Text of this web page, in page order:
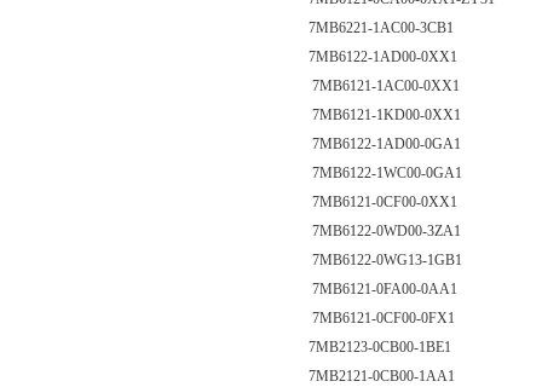
7MB6221-1AC00-3CB1
7MB6122-1AD00-0XX1
7MB6121-1AC00-0XX1
7MB6121-1KD00-0XX1
7MB6122-1AD00-0GA1
7MB6122-1WC00-0GA1
7MB6121-0CF00-0XX1
7MB6122-0WD00-3ZA1
7MB6122-0WG13-1GB1
7MB6121-0FA00-0AA1
7MB6121-0CF00-0FX1
7MB2123-0CB00-1BE1
7MB2121-0CB00-1AA1